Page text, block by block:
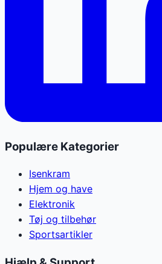
Populære Kategorier
Isenkram
Hjem og have
Elektronik
Tøj og tilbehør
Sportsartikler